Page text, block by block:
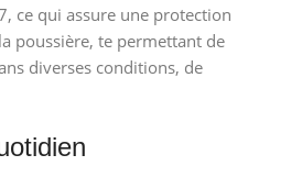
ce qui assure une protection
poussière, te permettant de
diverses conditions, de